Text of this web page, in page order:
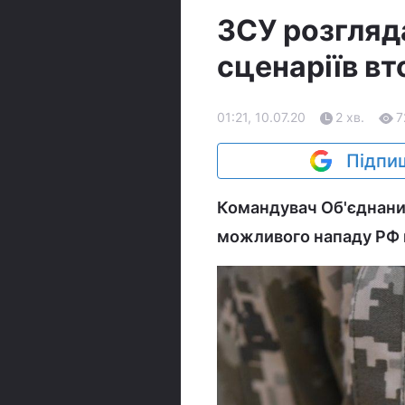
ЗСУ
сценаріїв
01:21, 10.07.20 2 хв.
Командувач
можливого нападу РФ